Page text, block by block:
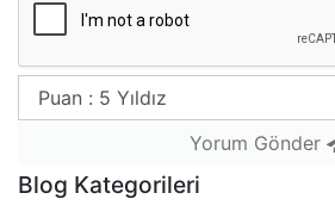
Yorum Gönder
Blog Kategorileri